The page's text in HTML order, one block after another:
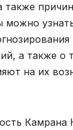
также
можно
а также о
на их
Камрана